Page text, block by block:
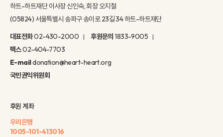
하트-하트재단 이사장 신인숙, 회장 오지철
(05824) 서울특별시 송파구 송이로 23길 34 하트-하트재단
대표전화02-430-2000 후원문의1833-9005
팩스02-404-7703
E-maildonation@heart-heart.org
국민권익위원회
후원 계좌
우리은행
1005-101-413016